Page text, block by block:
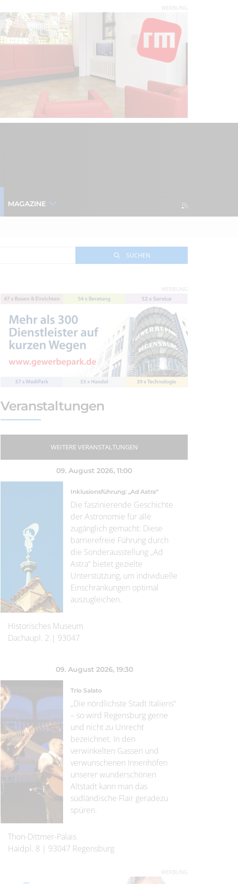
WERBUNG
MAGAZINE
SUCHEN
WERBUNG
Veranstaltungen
WEITERE VERANSTALTUNGEN
09. August 2026, 11:00
Inklusionsführung: „Ad Astra“
Die faszinierende Geschichte
der Astronomie für alle
zugänglich gemacht: Diese
barrierefreie Führung durch
die Sonderausstellung „Ad
Astra“ bietet gezielte
Unterstützung, um individuelle
Einschränkungen optimal
auszugleichen.
Historisches Museum
Dachaupl. 2 | 93047
09. August 2026, 19:30
Trio Salato
„Die nördlichste Stadt Italiens“
– so wird Regensburg gerne
und nicht zu Unrecht
bezeichnet. In den
verwinkelten Gassen und
verwunschenen Innenhöfen
unserer wunderschönen
Altstadt kann man das
südländische Flair geradezu
spüren.
Thon-Dittmer-Palais
Haidpl. 8 | 93047 Regensburg
WERBUNG